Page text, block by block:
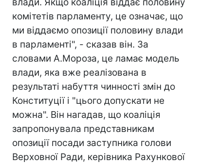
комітетів парламенту, це означає, що
ми віддаємо опозиції половину влади
в парламенті", - сказав він. За
словами А.Мороза, це ламає модель
влади, яка вже реалізована в
результаті набуття чинності змін до
Конституції і "цього допускати не
можна". Він нагадав, що коаліція
запропонувала представникам
опозиції посади заступника голови
Верховної Ради, керівника Рахункової